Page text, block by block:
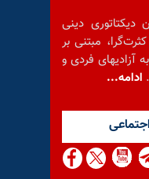
دینی
مبتنی بر
آزادیهای فردی و
ادامه...